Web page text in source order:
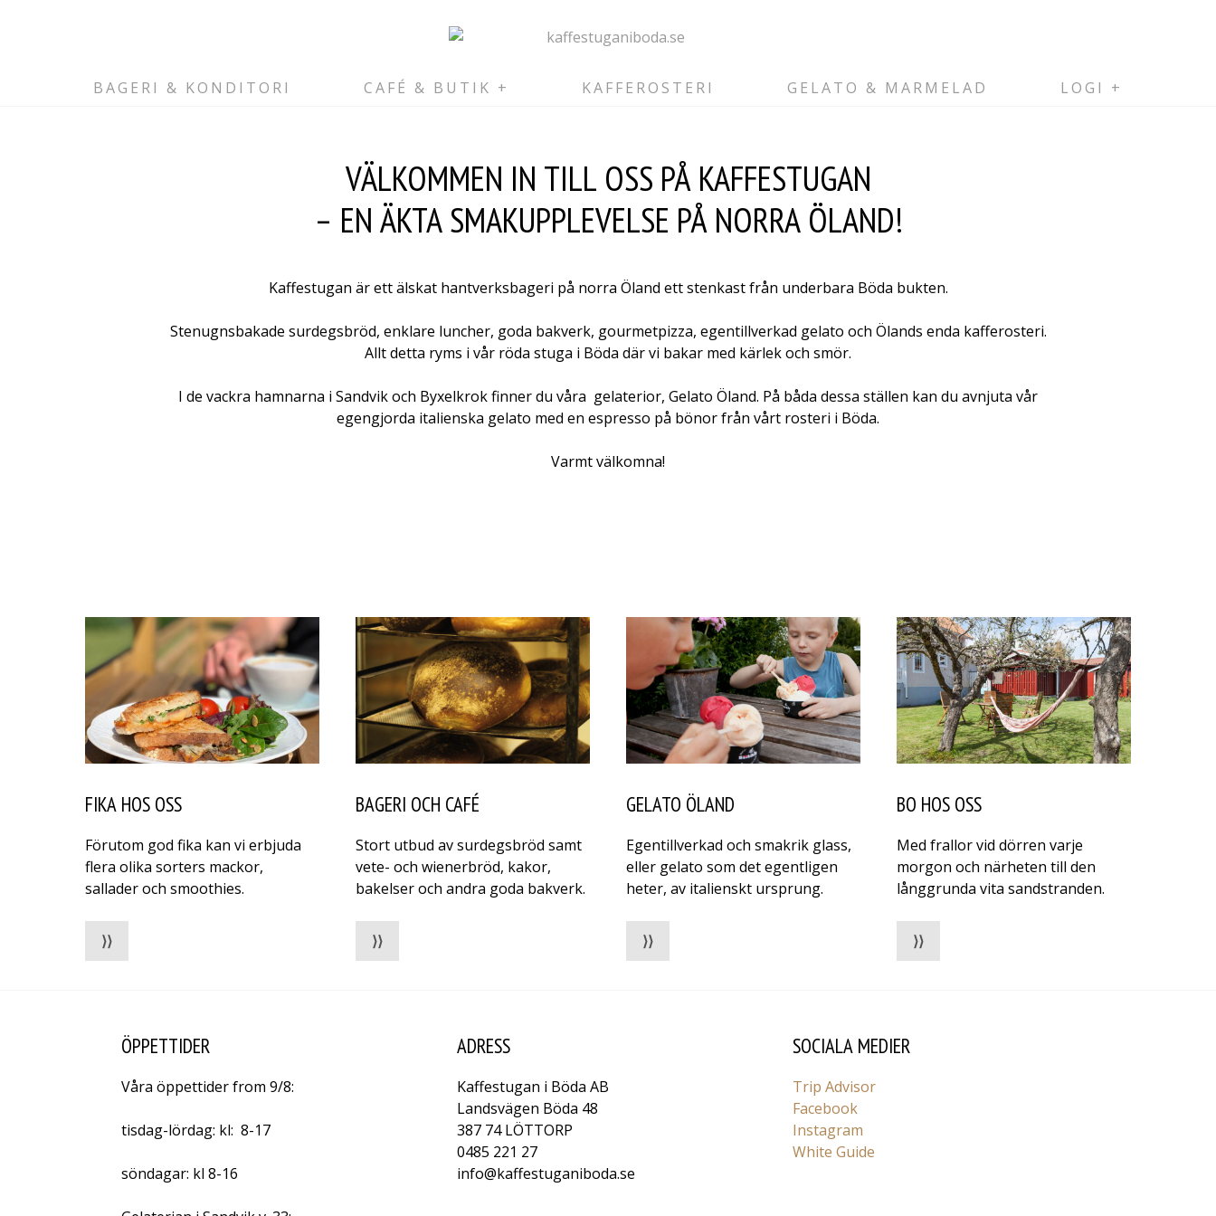
BAGERI & KONDITORI CAFÉ & BUTIK KAFFEROSTERI GELATO & MARMELAD LOGI
VÄLKOMMEN IN TILL OSS PÅ KAFFESTUGAN
– EN ÄKTA SMAKUPPLEVELSE PÅ NORRA ÖLAND!
Kaffestugan är ett älskat hantverksbageri på norra Öland ett stenkast från underbara Böda bukten.
Stenugnsbakade surdegsbröd, enklare luncher, goda bakverk, gourmetpizza, egentillverkad gelato och Ölands enda kafferosteri.
Allt detta ryms i vår röda stuga i Böda där vi bakar med kärlek och smör.
I de vackra hamnarna i Sandvik och Byxelkrok finner du våra gelaterior, Gelato Öland. På båda dessa ställen kan du avnjuta vår
egengjorda italienska gelato med en espresso på bönor från vårt rosteri i Böda.
Varmt välkomna!
FIKA HOS OSS
Förutom god fika kan vi erbjuda
flera olika sorters mackor,
sallader och smoothies.
⟩⟩
BAGERI OCH CAFÉ
Stort utbud av surdegsbröd samt
vete- och wienerbröd, kakor,
bakelser och andra goda bakverk.
⟩⟩
GELATO ÖLAND
Egentillverkad och smakrik glass,
eller gelato som det egentligen
heter, av italienskt ursprung.
⟩⟩
BO HOS OSS
Med frallor vid dörren varje
morgon och närheten till den
långgrunda vita sandstranden.
⟩⟩
ÖPPETTIDER
Våra öppettider from 9/8:
tisdag-lördag: kl: 8-17
söndagar: kl 8-16
ADRESS
Kaffestugan i Böda AB
Landsvägen Böda 48
387 74 LÖTTORP
0485 221 27
info@kaffestuganiboda.se
SOCIALA MEDIER
Trip Advisor
Facebook
Instagram
White Guide